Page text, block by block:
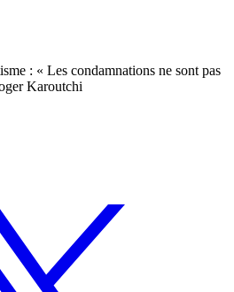
: « Les condamnations ne sont pas
Karoutchi